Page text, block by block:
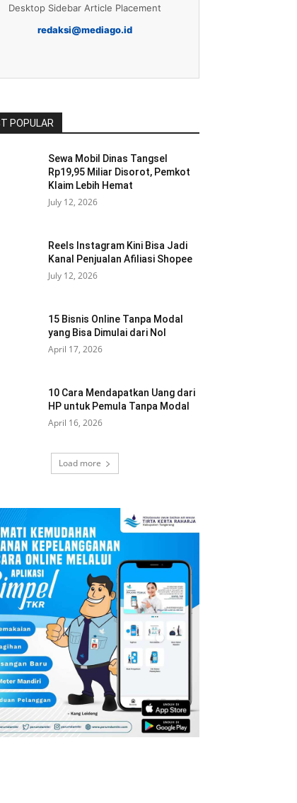
Desktop Sidebar Article Placement
redaksi@mediago.id
POPULAR
Sewa Mobil Dinas Tangsel
Rp19,95 Miliar Disorot, Pemkot
Klaim Lebih Hemat
July 12, 2026
Reels Instagram Kini Bisa Jadi
Kanal Penjualan Afiliasi Shopee
July 12, 2026
15 Bisnis Online Tanpa Modal
yang Bisa Dimulai dari Nol
April 17, 2026
10 Cara Mendapatkan Uang dari
HP untuk Pemula Tanpa Modal
April 16, 2026
Load more